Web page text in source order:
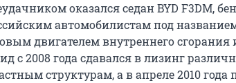
оказался седан BYD F3DM,
автомобилистам под
двигателем внутреннего сгорания
с 2008 года сдавался в лизинг
структурам, а в апреле 2010 года